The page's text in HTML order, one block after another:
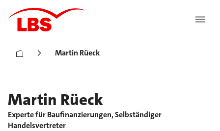
Martin Rüeck
Martin Rüeck
Experte für Baufinanzierungen, Selbständiger
Handelsvertreter